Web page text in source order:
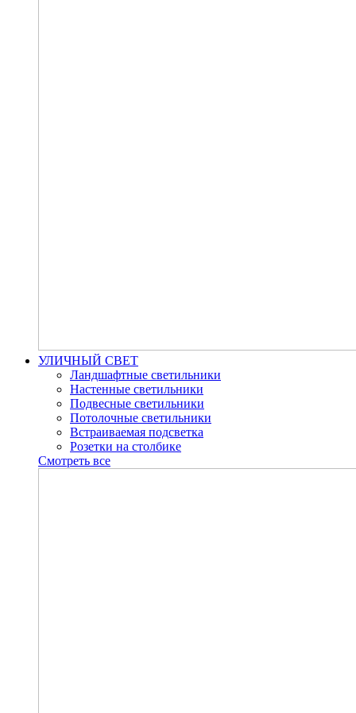
УЛИЧНЫЙ СВЕТ
Ландшафтные светильники
Настенные светильники
Подвесные светильники
Потолочные светильники
Встраиваемая подсветка
Розетки на столбике
Смотреть все